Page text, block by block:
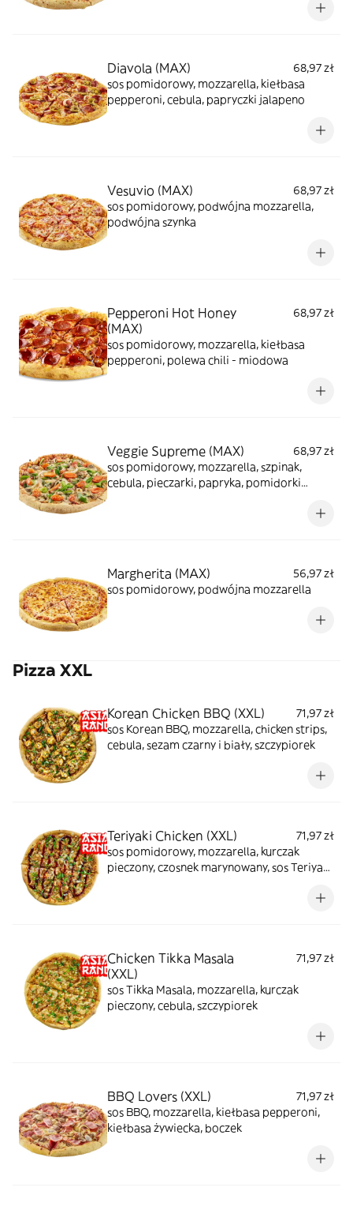
Diavola (MAX)
68,97 zł
sos pomidorowy, mozzarella, kiełbasa
pepperoni, cebula, papryczki jalapeno
Vesuvio (MAX)
68,97 zł
sos pomidorowy, podwójna mozzarella,
podwójna szynka
Pepperoni Hot Honey
(MAX)
68,97 zł
sos pomidorowy, mozzarella, kiełbasa
pepperoni, polewa chili - miodowa
Veggie Supreme (MAX)
68,97 zł
sos pomidorowy, mozzarella, szpinak,
cebula, pieczarki, papryka, pomidorki
Margherita (MAX)
56,97 zł
sos pomidorowy, podwójna mozzarella
Pizza XXL
Korean Chicken BBQ (XXL)
71,97 zł
sos Korean BBQ, mozzarella, chicken strips,
cebula, sezam czarny i biały, szczypiorek
Teriyaki Chicken (XXL)
71,97 zł
sos pomidorowy, mozzarella, kurczak
pieczony, czosnek marynowany, sos Teriyaki,
Chicken Tikka Masala
(XXL)
71,97 zł
sos Tikka Masala, mozzarella, kurczak
pieczony, cebula, szczypiorek
BBQ Lovers (XXL)
71,97 zł
sos BBQ, mozzarella, kiełbasa pepperoni,
kiełbasa żywiecka, boczek